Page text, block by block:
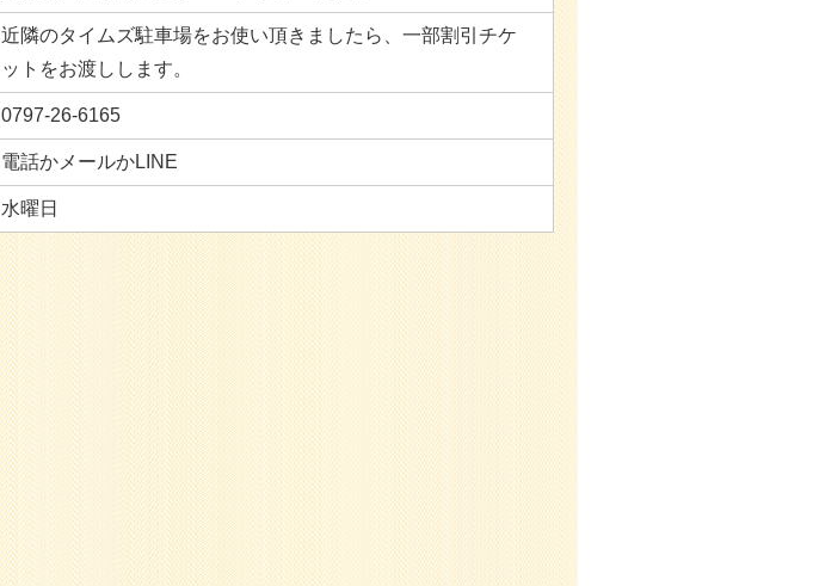
近隣のタイムズ駐車場をお使い頂きましたら、一部割引チケ
ットをお渡しします。
0797-26-6165
電話かメールかLINE
水曜日